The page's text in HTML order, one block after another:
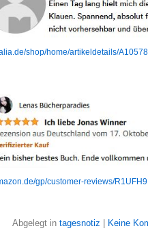
shop/home/artikeldetails/
gp/customer-reviews/
Abgelegt in tagesnotiz Keine